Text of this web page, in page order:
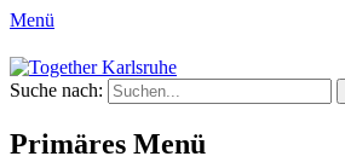
Menü
Together Karlsruhe
Integration von jungen
Suche nach:
Primäres Menü